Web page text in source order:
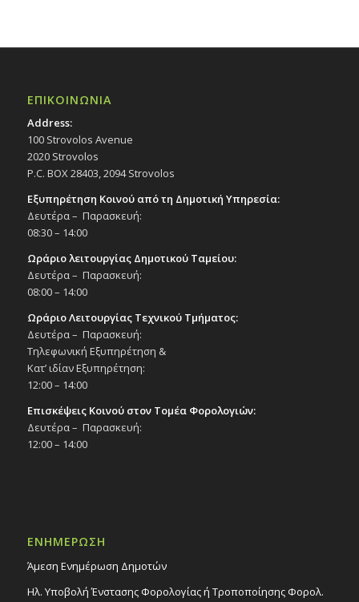
ΕΠΙΚΟΙΝΩΝΙΑ
Address:
100 Strovolos Avenue
2020 Strovolos
P.C. BOX 28403, 2094 Strovolos
Εξυπηρέτηση Κοινού από τη Δημοτική Υπηρεσία:
Δευτέρα – Παρασκευή:
08:30 – 14:00
Ωράριο λειτουργίας Δημοτικού Ταμείου:
Δευτέρα – Παρασκευή:
08:00 – 14:00
Ωράριο Λειτουργίας Τεχνικού Τμήματος:
Δευτέρα – Παρασκευή:
Τηλεφωνική Εξυπηρέτηση &
Κατ’ ιδίαν Εξυπηρέτηση:
12:00 – 14:00
Επισκέψεις Κοινού στον Τομέα Φορολογιών:
Δευτέρα – Παρασκευή:
12:00 – 14:00
ΕΝΗΜΕΡΩΣΗ
Άμεση Ενημέρωση Δημοτών
Ηλ. Υποβολή Ένστασης Φορολογίας ή Τροποποίησης Φορολ.